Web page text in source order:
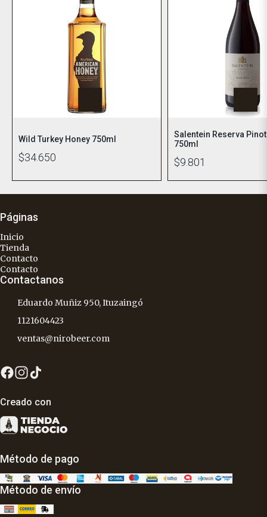
Wild Turkey Honey 750ml
$34.650
Salentein Reserva
750ml
$9.801
Páginas
Inicio
Tienda
Contacto
Contacto
Contactanos
Eduardo Muñiz 950, Ituzaingó
1121604423
ventas@nirobeer.com
Creado con
Método de pago
Método de envío